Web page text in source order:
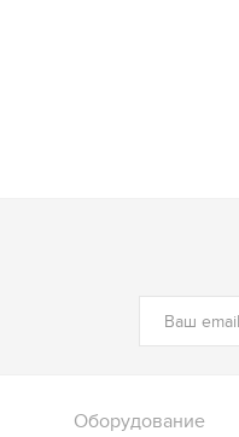
Оборудование